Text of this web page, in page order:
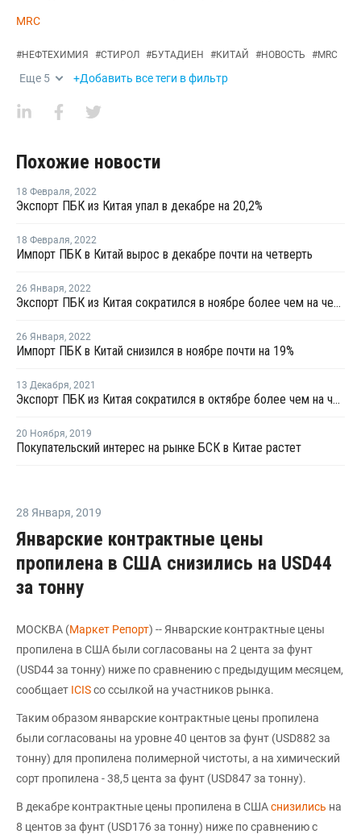
MRC
#НЕФТЕХИМИЯ #СТИРОЛ #БУТАДИЕН #КИТАЙ #НОВОСТЬ #MRC
Еще 5 +Добавить все теги в фильтр
Похожие новости
18 Февраля, 2022
Экспорт ПБК из Китая упал в декабре на 20,2%
18 Февраля, 2022
Импорт ПБК в Китай вырос в декабре почти на четверть
26 Января, 2022
Экспорт ПБК из Китая сократился в ноябре более чем на четверть
26 Января, 2022
Импорт ПБК в Китай снизился в ноябре почти на 19%
13 Декабря, 2021
Экспорт ПБК из Китая сократился в октябре более чем на четерть
20 Ноября, 2019
Покупательский интерес на рынке БСК в Китае растет
28 Января, 2019
Январские контрактные цены
пропилена в США снизились на USD44
за тонну
МОСКВА (Маркет Репорт) -- Январские контрактные цены
пропилена в США были согласованы на 2 цента за фунт
(USD44 за тонну) ниже по сравнению с предыдущим месяцем,
сообщает ICISсо ссылкой на участников рынка.
Таким образом январские контрактные цены пропилена
были согласованы на уровне 40 центов за фунт (USD882 за
тонну) для пропилена полимерной чистоты, а на химический
сорт пропилена - 38,5 цента за фунт (USD847 за тонну).
В декабре контрактные цены пропилена в СШАснизились на
8 центов за фунт (USD176 за тонну) ниже по сравнению с